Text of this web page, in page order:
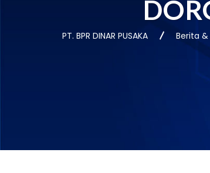
PT. BPR DINAR PUSAKA Berita